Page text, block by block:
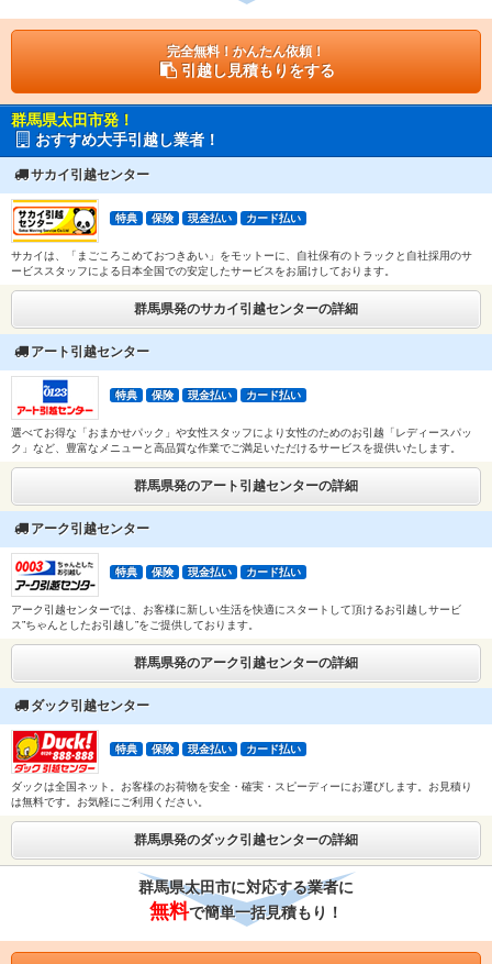
完全無料！かんたん依頼！
引越し見積もりをする
群馬県太田市発！
おすすめ大手引越し業者！
サカイ引越センター
特典 保険 現金払い カード払い
サカイは、「まごころこめておつきあい」をモットーに、自社保有のトラックと自社採用のサ
ービススタッフによる日本全国での安定したサービスをお届けしております。
群馬県発のサカイ引越センターの詳細
アート引越センター
特典 保険 現金払い カード払い
選べてお得な「おまかせパック」や女性スタッフにより女性のためのお引越「レディースパッ
ク」など、豊富なメニューと高品質な作業でご満足いただけるサービスを提供いたします。
群馬県発のアート引越センターの詳細
アーク引越センター
特典 保険 現金払い カード払い
アーク引越センターでは、お客様に新しい生活を快適にスタートして頂けるお引越しサービ
ス”ちゃんとしたお引越し”をご提供しております。
群馬県発のアーク引越センターの詳細
ダック引越センター
特典 保険 現金払い カード払い
ダックは全国ネット。お客様のお荷物を安全・確実・スピーディーにお運びします。お見積り
は無料です。お気軽にご利用ください。
群馬県発のダック引越センターの詳細
群馬県太田市に対応する業者に
無料で簡単一括見積もり！